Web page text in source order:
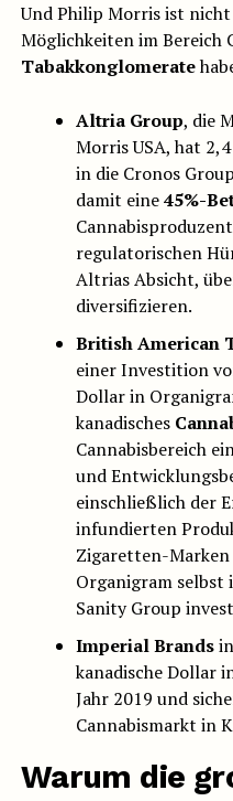
Und Philip Morris ist
Möglichkeiten im Bereich
Tabakkonglomerate
Altria Group, die
Morris USA, hat
in die Cronos
damit eine45%-
regulatorischen
Altrias Absicht,
diversifizieren.
British American
einer Investition
Dollar in
kanadisches
Cannabisbereich
und
einschließlich der
infundierten
Zigaretten-Marken
Organigram selbst
Sanity Group
Imperial Brands
kanadische Dollar
Jahr 2019 und
Cannabismarkt in
Warum die